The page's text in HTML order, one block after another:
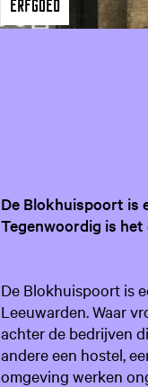
Erfgoed
De Blokhuispoort is
Tegenwoordig is
De Blokhuispoort is
Leeuwarden. Waar
achter de bedrijven
andere een hostel,
omgeving werken